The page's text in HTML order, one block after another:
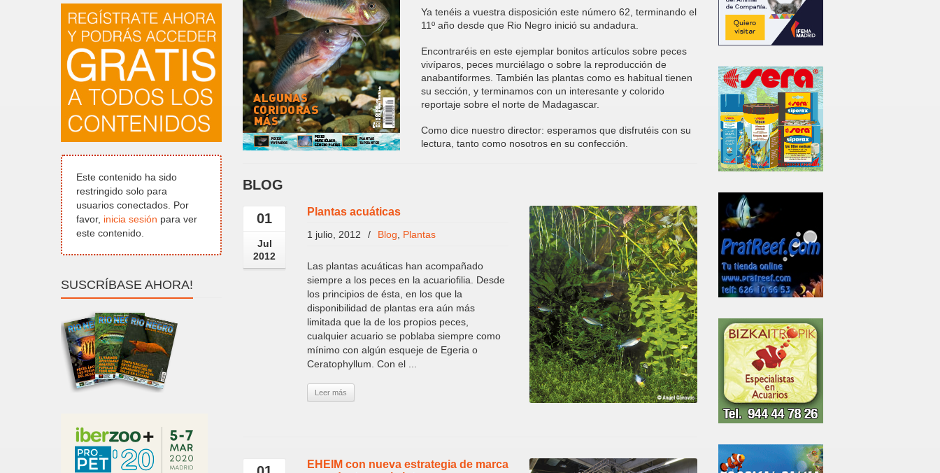
Este contenido ha sido
restringido solo para
usuarios conectados. Por
favor, inicia sesión para ver
este contenido.
SUSCRÍBASE AHORA!
Ya tenéis a vuestra disposición este número 62, terminando el
11º año desde que Rio Negro inició su andadura.
Encontraréis en este ejemplar bonitos artículos sobre peces
vivíparos, peces murciélago o sobre la reproducción de
anabantiformes. También las plantas como es habitual tienen
su sección, y terminamos con un interesante y colorido
reportaje sobre el norte de Madagascar.
Como dice nuestro director: esperamos que disfrutéis con su
lectura, tanto como nosotros en su confección.
BLOG
01
Jul
2012
Plantas acuáticas
1 julio, 2012 / Blog Plantas
Las plantas acuáticas han acompañado
siempre a los peces en la acuariofilia. Desde
los principios de ésta, en los que la
disponibilidad de plantas era aún más
limitada que la de los propios peces,
cualquier acuario se poblaba siempre como
mínimo con algún esqueje de Egeria o
Ceratophyllum. Con el ...
Leer más
EHEIM con nueva estrategia de marca